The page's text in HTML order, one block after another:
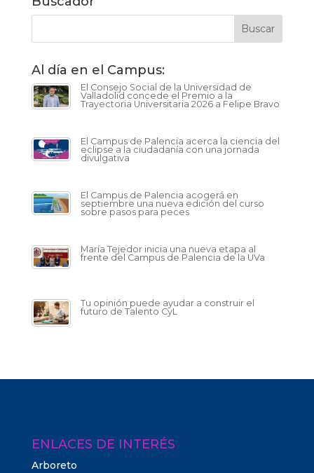
Al día en el Campus:
El Consejo Social de la Universidad de
Valladolid concede el Premio a la
Trayectoria Universitaria 2026 a Felipe Bravo
El Campus de Palencia acerca la ciencia del
eclipse a la ciudadanía con una jornada
divulgativa
El Campus de Palencia acogerá en
septiembre una nueva edición del curso
sobre pasos para peces
María Tejedor inicia una nueva etapa al
frente del Campus de Palencia de la UVa
Tu opinión puede ayudar a construir el
futuro de Talento CyL
ENLACES DE INTERÉS
Arboreto